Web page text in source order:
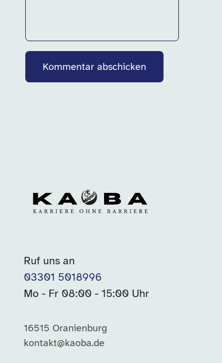
Kommentar abschicken
Ruf uns an
03301 5018996
Mo - Fr 08:00 - 15:00 Uhr
16515 Oranienburg
kontakt@kaoba.de